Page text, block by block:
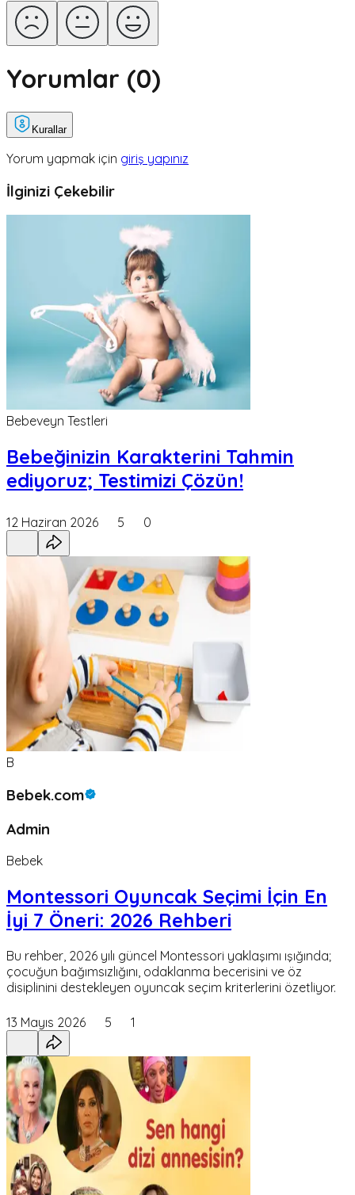
Yorumlar (0)
Kurallar
Yorum yapmak için giriş yapınız
İlginizi Çekebilir
Bebeveyn Testleri
Bebeğinizin Karakterini Tahmin
ediyoruz; Testimizi Çözün!
12 Haziran 2026 5 0
B
Bebek.com
Admin
Bebek
Montessori Oyuncak Seçimi İçin En
İyi 7 Öneri: 2026 Rehberi
Bu rehber, 2026 yılı güncel Montessori yaklaşımı ışığında;
çocuğun bağımsızlığını, odaklanma becerisini ve öz
disiplinini destekleyen oyuncak seçim kriterlerini özetliyor.
13 Mayıs 2026 5 1